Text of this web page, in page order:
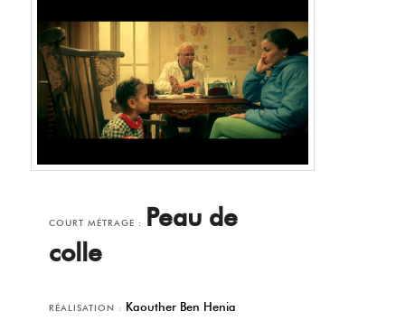
COURT MÉTRAGE :
Peau de
colle
RÉALISATION : Kaouther Ben Henia